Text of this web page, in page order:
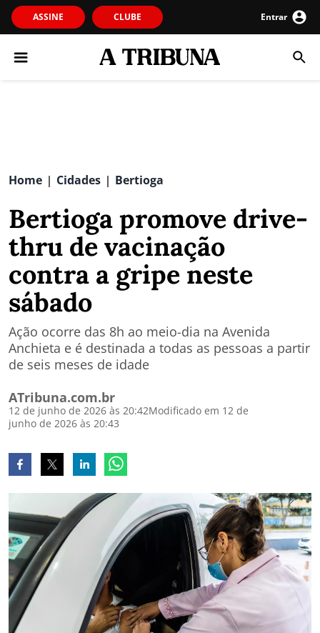
ASSINE CLUBE Entrar
Home | Cidades | Bertioga
Bertioga promove drive-
thru de vacinação
contra a gripe neste
sábado
Ação ocorre das 8h ao meio-dia na Avenida
Anchieta e é destinada a todas as pessoas a partir
de seis meses de idade
ATribuna.com.br
12 de junho de 2026 às 20:42Modificado em 12 de
junho de 2026 às 20:43